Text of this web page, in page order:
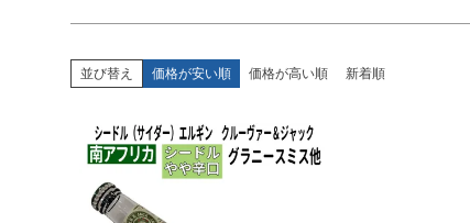
並び替え 価格が安い順 価格が高い順 新着順